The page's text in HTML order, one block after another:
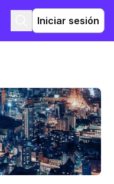
Iniciar sesión